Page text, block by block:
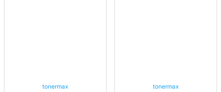
tonermax tonermax